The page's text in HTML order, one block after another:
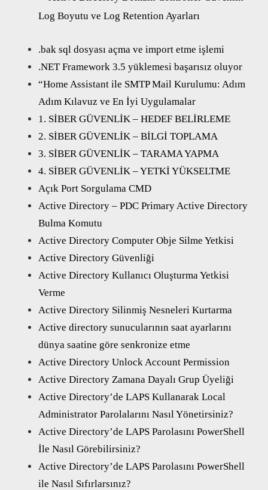
Log Boyutu ve Log Retention Ayarları
.bak sql dosyası açma ve import etme işlemi
.NET Framework 3.5 yüklemesi başarısız oluyor
“Home Assistant ile SMTP Mail Kurulumu: Adım
Adım Kılavuz ve En İyi Uygulamalar
1. SİBER GÜVENLİK – HEDEF BELİRLEME
2. SİBER GÜVENLİK – BİLGİ TOPLAMA
3. SİBER GÜVENLİK – TARAMA YAPMA
4. SİBER GÜVENLİK – YETKİ YÜKSELTME
Açık Port Sorgulama CMD
Active Directory – PDC Primary Active Directory
Bulma Komutu
Active Directory Computer Obje Silme Yetkisi
Active Directory Güvenliği
Active Directory Kullanıcı Oluşturma Yetkisi
Verme
Active Directory Silinmiş Nesneleri Kurtarma
Active directory sunucularının saat ayarlarını
dünya saatine göre senkronize etme
Active Directory Unlock Account Permission
Active Directory Zamana Dayalı Grup Üyeliği
Active Directory’de LAPS Kullanarak Local
Administrator Parolalarını Nasıl Yönetirsiniz?
Active Directory’de LAPS Parolasını PowerShell
İle Nasıl Görebilirsiniz?
Active Directory’de LAPS Parolasını PowerShell
ile Nasıl Sıfırlarsınız?